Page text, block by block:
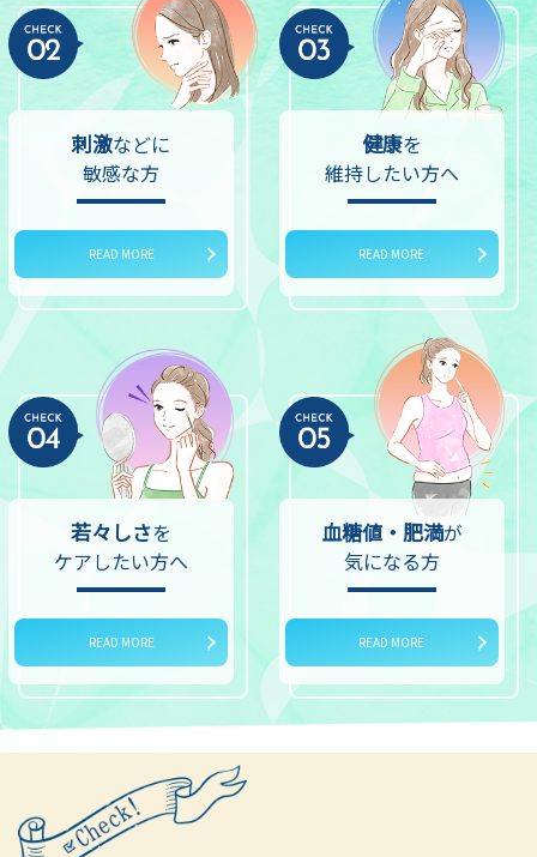
刺激などに
敏感な方
READ MORE
健康を
維持したい方へ
READ MORE
若々しさを
ケアしたい方へ
READ MORE
血糖値・肥満が
気になる方
READ MORE